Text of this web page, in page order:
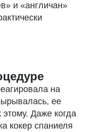
и «англичан»
на
ее
этому. Даже когда
кокер спаниеля